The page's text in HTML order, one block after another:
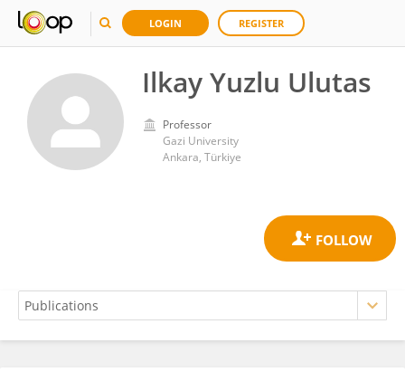
LOGIN REGISTER
Ilkay Yuzlu Ulutas
Professor
Gazi University
Ankara, Türkiye